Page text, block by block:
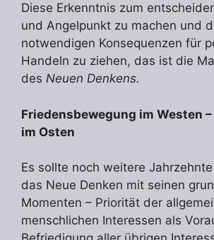
Diese Erkenntnis zum
und Angelpunkt zu machen und
notwendigen Konsequenzen für
Handeln zu ziehen, das ist die
des Neuen Denkens.
Friedensbewegung im Westen
im Osten
Es sollte noch weitere
das Neue Denken mit seinen
Momenten – Priorität der
menschlichen Interessen als